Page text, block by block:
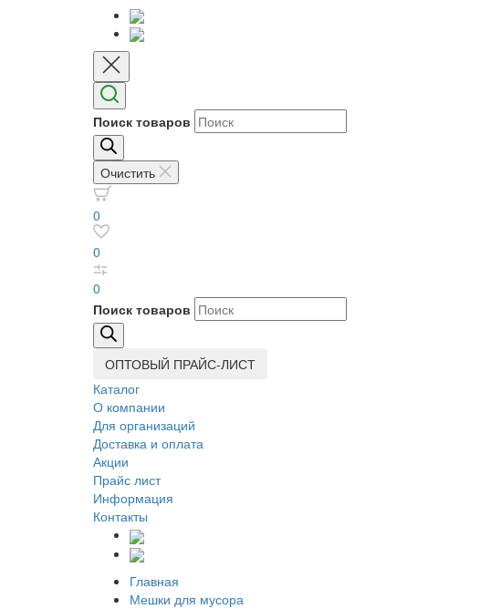
Поиск товаров
Очистить
0
0
0
Поиск товаров
ОПТОВЫЙ ПРАЙС-ЛИСТ
Каталог
О компании
Для организаций
Доставка и оплата
Акции
Прайс лист
Информация
Контакты
Главная
Мешки для мусора